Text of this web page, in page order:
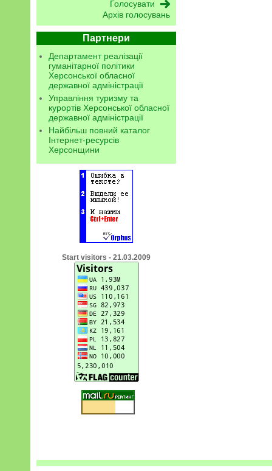
Архів голосувань
Партнери
Департамент реалізації
гуманітарної політики
Херсонської обласної
державної адміністрації
Управління туризму та
курортів Херсонської обласної
державної адміністрації
Найбільш повний каталог
Інтернет-ресурсів
Херсонщини
Start visitors - 21.03.2009